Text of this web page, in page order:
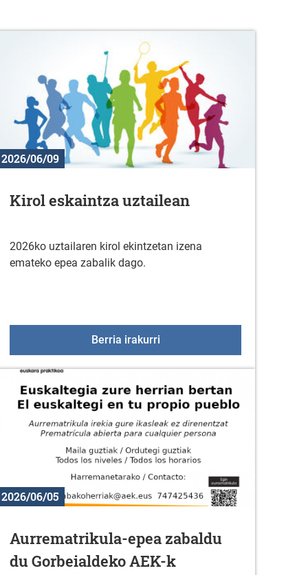
uztailaren 18an
2026/06/09
Kirol eskaintza uztailean
2026ko uztailaren kirol ekintzetan izena
emateko epea zabalik dago.
Berria irakurriKirol eskaintza uztailean
2026/06/05
Aurrematrikula-epea zabaldu
du Gorbeialdeko AEK-k